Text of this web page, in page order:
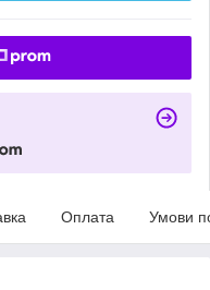
Оплата Умови